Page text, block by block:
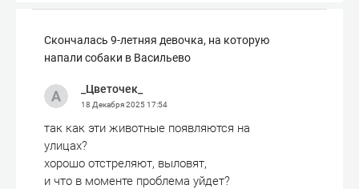
Скончалась 9-летняя девочка, на которую
напали собаки в Васильево
_Цветочек_
18 Декабря 202517:54
так как эти животные появляются на
улицах?
хорошо отстреляют, выловят,
и что в моменте проблема уйдет?